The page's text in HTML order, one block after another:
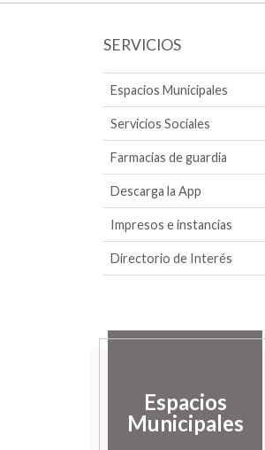
SERVICIOS
Espacios Municipales
Servicios Sociales
Farmacias de guardia
Descarga la App
Impresos e instancias
Directorio de Interés
Espacios
Municipales